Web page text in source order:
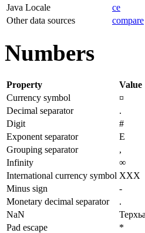
Java Locale
ce
Other data sources
compare
Numbers
Property
Value
Currency symbol
¤
Decimal separator
.
Digit
#
Exponent separator
E
Grouping separator
,
Infinity
∞
International currency symbol XXX
Minus sign
-
Monetary decimal separator
.
NaN
Pad escape
*